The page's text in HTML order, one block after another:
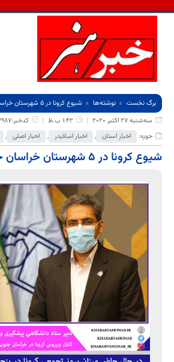
برگ نخست نوشته‌ها
شیوع کرونا در ۵ شهرستان خراسان جنوبی از شاخص کشوری بالاتر است
سه‌شنبه 27 اکتبر 2020
1:42 ب.ظ
کدخبر:47987
حوزه:
اخبار استان , اخبار اسلایدر , اخبار اصلی ,
شیوع کرونا در ۵ شهرستان خراسان جنوبی از شاخص کشوری بالاتر است